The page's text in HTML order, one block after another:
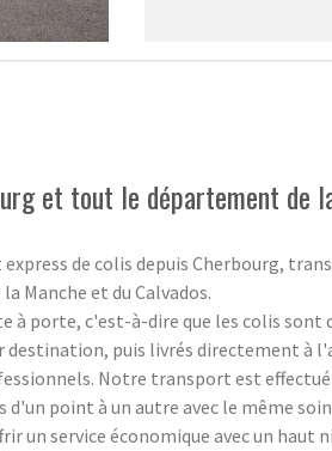
et tout le département de
de colis depuis Cherbourg,
Manche et du Calvados.
à porte, c'est-à-dire que les colis sont
puis livrés directement à
Notre transport est
d'un point à un autre avec le même
un service économique avec un haut